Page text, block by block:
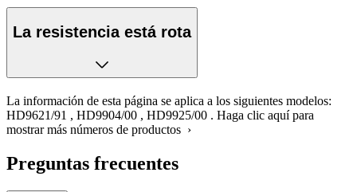
La resistencia está rota
La información de esta página se aplica a los siguientes modelos:
HD9621/91 , HD9904/00 , HD9925/00 . Haga clic aquí para
mostrar más números de productos ›
Preguntas frecuentes